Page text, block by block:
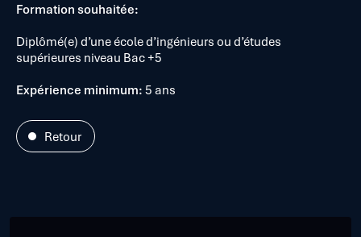
Formation souhaitée:
Diplômé(e) d’une école d’ingénieurs ou d’études
supérieures niveau Bac +5
Expérience minimum: 5 ans
Retour